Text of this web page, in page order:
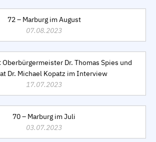
72 – Marburg im August
07.08.2023
Oberbürgermeister Dr. Thomas Spies und
Dr. Michael Kopatz im Interview
17.07.2023
70 – Marburg im Juli
03.07.2023